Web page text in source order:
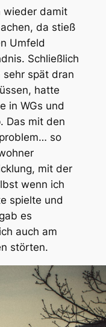
wieder damit
da stieß
Umfeld
Schließlich
spät dran
hatte
in WGs und
Das mit den
so
mit der
wenn ich
spielte und
es
auch am
störten.